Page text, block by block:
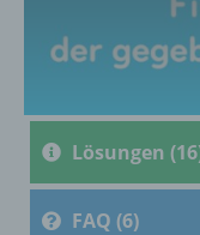
Lösungen
FAQ (6)
c)
Vorgang